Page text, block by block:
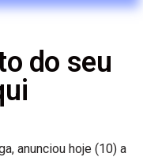
do seu
anunciou hoje (10) a